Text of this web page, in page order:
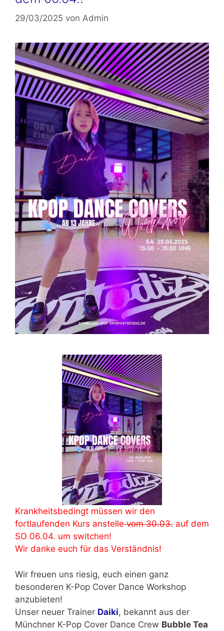
29/03/2025 von Admin
Krankheitsbedingt müssen wir den
fortlaufenden Kurs anstellevom 30.03. auf dem
SO 06.04. um switchen!
Wir danke euch für das Verständnis!
Wir freuen uns riesig, euch einen ganz
besonderen K-Pop Cover Dance Workshop
anzubieten!
Unser neuer Trainer Daiki, bekannt aus der
Münchner K-Pop Cover Dance Crew Bubble Tea